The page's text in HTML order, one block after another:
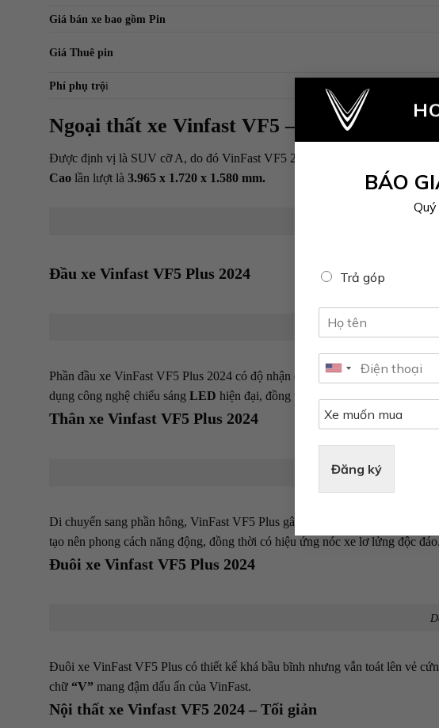
BÁO
Trả góp
Đăng ký
Giá bán xe bao gồm Pin
Giá Thuê pin
Phí phụ trội
Ngoại thất xe Vinfast VF5 – Năng động,
Được định vị là SUV cỡ A, do đó VinFast VF5 2024 Plus có ngoại hình rất
Cao lần lượt là 3.965 x 1.720 x 1.580 mm.
Đầu xe Vinfast VF5 Plus 2024
Phần đầu xe VinFast VF5 Plus 2024 có độ nhận diện thương hiệu cao nhờ
dụng công nghệ chiếu sáng LED hiện đại, đồng thời tích họp cùng với hốc
Thân xe Vinfast VF5 Plus 2024
Di chuyển sang phần hông, VinFast VF5 Plus gây ấn tượng với bộ la zăng
tạo nên phong cách năng động, đồng thời có hiệu ứng nóc xe lơ lửng độc đáo.
Đuôi xe Vinfast VF5 Plus 2024
Đuôi xe VinFast VF5 Plus có thiết kế khá bầu bĩnh nhưng vẫn toát lên vẻ
chữ “V” mang đậm dấu ấn của VinFast.
Nội thất xe Vinfast VF5 2024 – Tối giản